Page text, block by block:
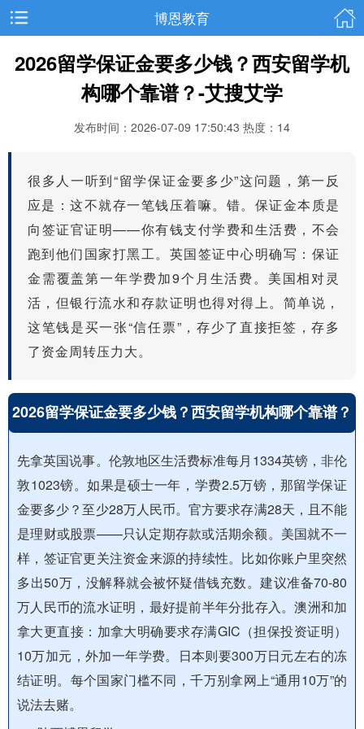
博恩教育
2026留学保证金要多少钱？西安留学机
构哪个靠谱？-艾搜艾学
发布时间：2026-07-09 17:50:43 热度：14
很多人一听到“留学保证金要多少”这问题，第一反
应是：这不就存一笔钱压着嘛。错。保证金本质是
向签证官证明——你有钱支付学费和生活费，不会
跑到他们国家打黑工。英国签证中心明确写：保证
金需覆盖第一年学费加9个月生活费。美国相对灵
活，但银行流水和存款证明也得对得上。简单说，
这笔钱是买一张“信任票”，存少了直接拒签，存多
了资金周转压力大。
2026留学保证金要多少钱？西安留学机构哪个靠谱？
先拿英国说事。伦敦地区生活费标准每月1334英镑，非伦
敦1023镑。如果是硕士一年，学费2.5万镑，那留学保证
金要多少？至少28万人民币。官方要求存满28天，且不能
是理财或股票——只认定期存款或活期余额。美国就不一
样，签证官更关注资金来源的持续性。比如你账户里突然
多出50万，没解释就会被怀疑借钱充数。建议准备70-80
万人民币的流水证明，最好提前半年分批存入。澳洲和加
拿大更直接：加拿大明确要求存满GIC（担保投资证明）
10万加元，外加一年学费。日本则要300万日元左右的冻
结证明。每个国家门槛不同，千万别拿网上“通用10万”的
说法去赌。